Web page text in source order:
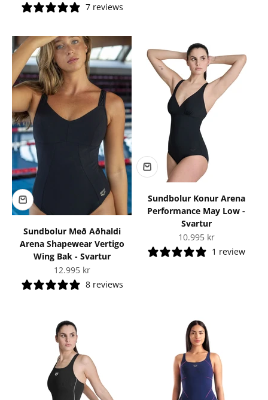
7 reviews
Sundbolur Með Aðhaldi
Arena Shapewear Vertigo
Wing Bak - Svartur
Tilboðsverð
12.995 kr
8 reviews
Sundbolur Konur Arena
Performance May Low -
Svartur
Tilboðsverð
10.995 kr
1 review